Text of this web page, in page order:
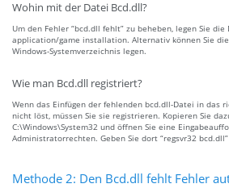
Wohin mit der Datei Bcd.dll?
Um den Fehler “bcd.dll fehlt” zu beheben, legen Sie
application/game installation. Alternativ können Sie
Windows-Systemverzeichnis legen.
Wie man Bcd.dll registriert?
Wenn das Einfügen der fehlenden bcd.dll-Datei in das
nicht löst, müssen Sie sie registrieren. Kopieren Sie
C:\Windows\System32 und öffnen Sie eine
Administratorrechten. Geben Sie dort “regsvr32
Methode 2: Den Bcd.dll fehlt Fehler